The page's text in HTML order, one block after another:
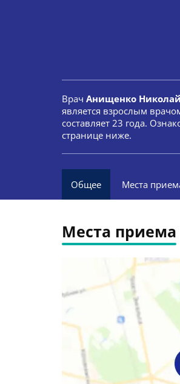
Врач Анищенко
является взрослым
составляет 23 года.
странице ниже.
Общее Места
Места приема